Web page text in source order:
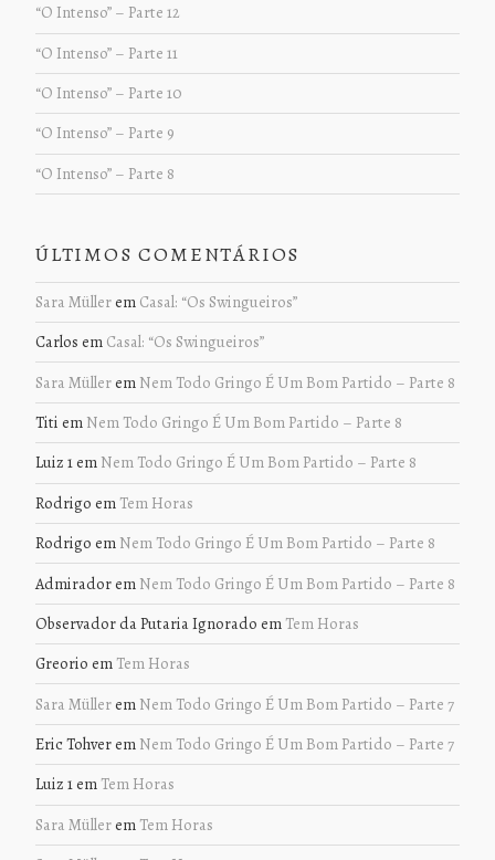
“O Intenso” – Parte 12
“O Intenso” – Parte 11
“O Intenso” – Parte 10
“O Intenso” – Parte 9
“O Intenso” – Parte 8
ÚLTIMOS COMENTÁRIOS
Sara Müllerem Casal: “Os Swingueiros”
Carlos em Casal: “Os Swingueiros”
Sara Müllerem Nem Todo Gringo É Um Bom Partido – Parte 8
Titi em Nem Todo Gringo É Um Bom Partido – Parte 8
Luiz 1em Nem Todo Gringo É Um Bom Partido – Parte 8
Rodrigo em Tem Horas
Rodrigo em Nem Todo Gringo É Um Bom Partido – Parte 8
Admiradorem Nem Todo Gringo É Um Bom Partido – Parte 8
Observador da Putaria Ignorado em Tem Horas
Greorio em Tem Horas
Sara Müllerem Nem Todo Gringo É Um Bom Partido – Parte 7
Eric Tohverem Nem Todo Gringo É Um Bom Partido – Parte 7
Luiz 1em Tem Horas
Sara Müllerem Tem Horas